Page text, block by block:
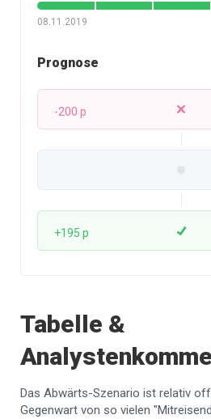
08.11.2019
Prognose
-200 p
+195 p
Tabelle &
Das Abwärts-Szenario ist relativ
Gegenwart von so vielen